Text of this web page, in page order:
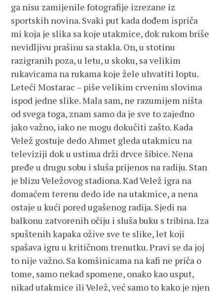
ga nisu zamijenile fotografije izrezane iz
sportskih novina. Svaki put kada dođem ispriča
mi koja je slika sa koje utakmice, dok rukom briše
nevidljivu prašinu sa stakla. On, u stotinu
razigranih poza, u letu, u skoku, sa velikim
rukavicama na rukama koje žele uhvatiti loptu.
Leteći Mostarac – piše velikim crvenim slovima
ispod jedne slike. Mala sam, ne razumijem ništa
od svega toga, znam samo da je sve to zajedno
jako važno, iako ne mogu dokučiti zašto. Kada
Velež gostuje dedo Ahmet gleda utakmicu na
televiziji dok u ustima drži drvce šibice. Nena
pređe u drugu sobu i sluša prijenos na radiju. Stan
je blizu Veležovog stadiona. Kad Velež igra na
domaćem terenu dedo ide na utakmice, a nena
ostaje u kući pored ugašenog radija. Sjedi na
balkonu zatvorenih očiju i sluša buku s tribina. Iza
spuštenih kapaka ožive sve te slike, let koji
spašava igru u kritičnom trenutku. Pravi se da joj
to nije važno. Sa komšinicama na kafi ne priča o
tome, samo nekad spomene, onako kao usput,
nikad utakmice ili Velež, već samo to kako je njen